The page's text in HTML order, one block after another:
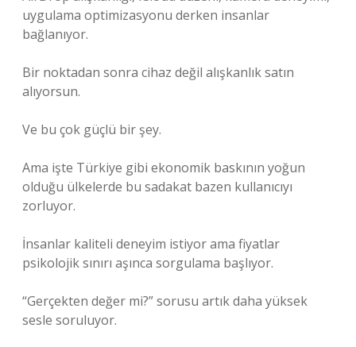
uygulama optimizasyonu derken insanlar
bağlanıyor.
Bir noktadan sonra cihaz değil alışkanlık satın
alıyorsun.
Ve bu çok güçlü bir şey.
Ama işte Türkiye gibi ekonomik baskının yoğun
olduğu ülkelerde bu sadakat bazen kullanıcıyı
zorluyor.
İnsanlar kaliteli deneyim istiyor ama fiyatlar
psikolojik sınırı aşınca sorgulama başlıyor.
“Gerçekten değer mi?” sorusu artık daha yüksek
sesle soruluyor.